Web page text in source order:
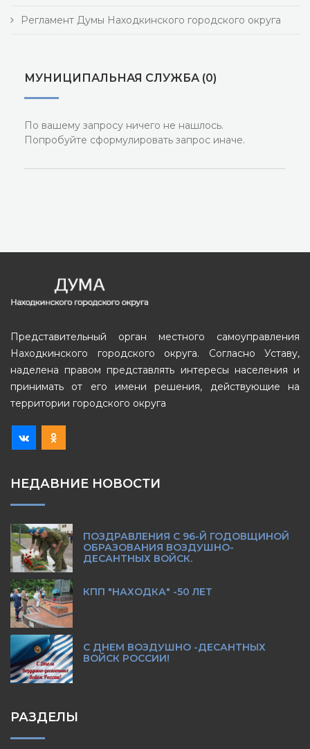
Регламент Думы Находкинского городского округа
МУНИЦИПАЛЬНАЯ СЛУЖБА (0)
По вашему запросу ничего не нашлось.
Попробуйте сформулировать запрос иначе.
Представительный орган местного самоуправления
Находкинского городского округа. Согласно Уставу,
наделена правом представлять интересы населения и
принимать от его имени решения, действующие на
территории городского округа
НЕДАВНИЕ НОВОСТИ
ПОЗДРАВЛЕНИЯ С 96-Й ГОДОВЩИНОЙ
ОБРАЗОВАНИЯ ВОЗДУШНО-
ДЕСАНТНЫХ ВОЙСК.
КПП "НАХОДКА" -50 ЛЕТ
С ДНЕМ ВОЗДУШНО -ДЕСАНТНЫХ
ВОЙСК РОССИИ!
РАЗДЕЛЫ